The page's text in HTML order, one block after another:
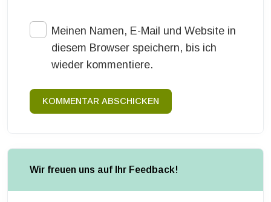
Meinen Namen, E-Mail und Website in
diesem Browser speichern, bis ich
wieder kommentiere.
KOMMENTAR ABSCHICKEN
Wir freuen uns auf Ihr Feedback!